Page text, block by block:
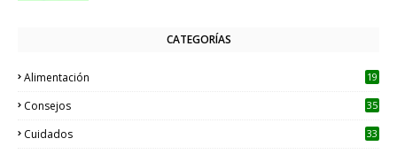
CATEGORÍAS
Alimentación 19
Consejos 35
Cuidados 33